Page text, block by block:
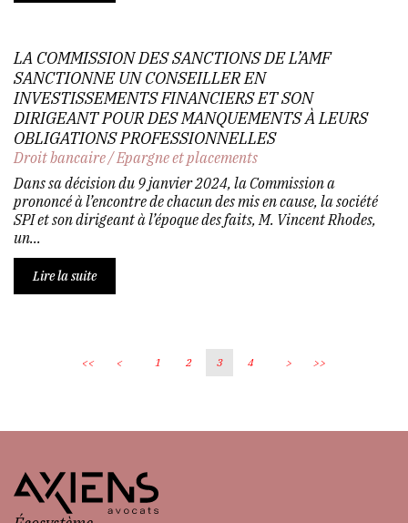
LA COMMISSION DES SANCTIONS DE L’AMF
SANCTIONNE UN CONSEILLER EN
INVESTISSEMENTS FINANCIERS ET SON
DIRIGEANT POUR DES MANQUEMENTS À LEURS
OBLIGATIONS PROFESSIONNELLES
Droit bancaire/Epargne et placements
Dans sa décision du 9 janvier 2024, la Commission a
prononcé à l’encontre de chacun des mis en cause, la société
SPI et son dirigeant à l’époque des faits, M. Vincent Rhodes,
un...
Lire la suite
<< < 1 2 3 4 > >>